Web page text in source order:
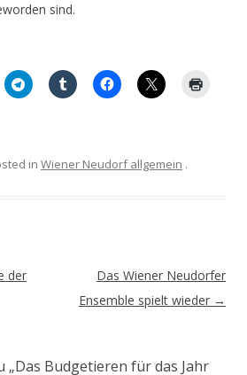
sind.
in Wiener Neudorf allgemein .
der
Das Wiener Neudorfer
Ensemble spielt wieder →
„Das Budgetieren für das Jahr